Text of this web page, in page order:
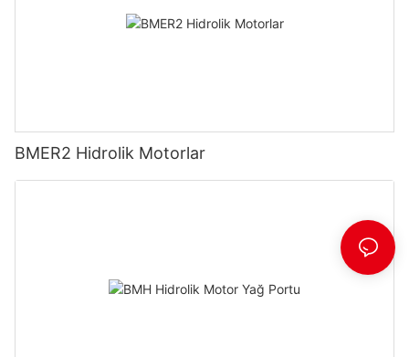
BMER2 Hidrolik Motorlar